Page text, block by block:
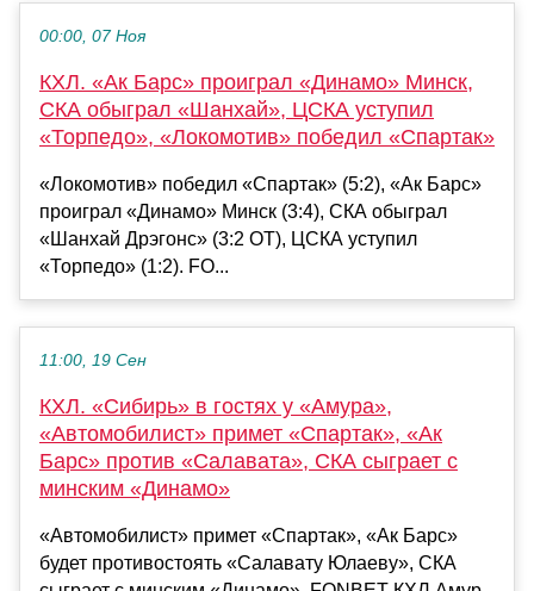
00:00, 07 Ноя
КХЛ. «Ак Барс» проиграл «Динамо» Минск,
СКА обыграл «Шанхай», ЦСКА уступил
«Торпедо», «Локомотив» победил «Спартак»
«Локомотив» победил «Спартак» (5:2), «Ак Барс»
проиграл «Динамо» Минск (3:4), СКА обыграл
«Шанхай Дрэгонс» (3:2 ОТ), ЦСКА уступил
«Торпедо» (1:2). FO...
11:00, 19 Сен
КХЛ. «Сибирь» в гостях у «Амура»,
«Автомобилист» примет «Спартак», «Ак
Барс» против «Салавата», СКА сыграет с
минским «Динамо»
«Автомобилист» примет «Спартак», «Ак Барс»
будет противостоять «Салавату Юлаеву», СКА